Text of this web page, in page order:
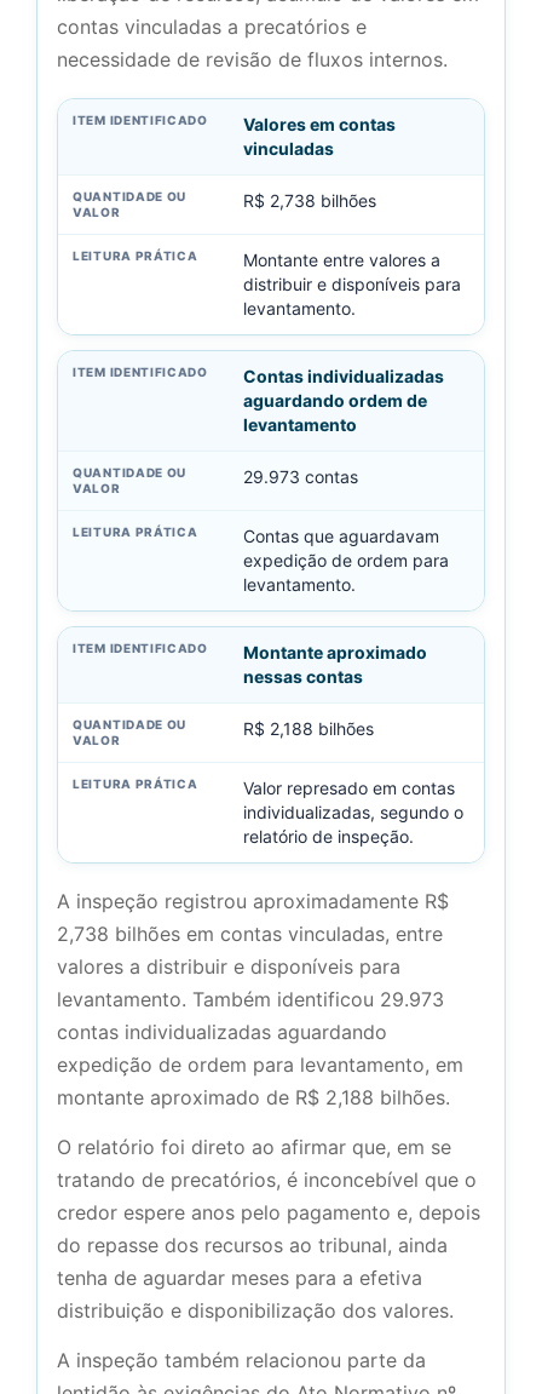
contas vinculadas a precatórios e
necessidade de revisão de fluxos internos.
Valores em contas
vinculadas
R$ 2,738 bilhões
Montante entre valores a
distribuir e disponíveis para
levantamento.
Contas individualizadas
aguardando ordem de
levantamento
29.973 contas
Contas que aguardavam
expedição de ordem para
levantamento.
Montante aproximado
nessas contas
R$ 2,188 bilhões
Valor represado em contas
individualizadas, segundo o
relatório de inspeção.
A inspeção registrou aproximadamente R$
2,738 bilhões em contas vinculadas, entre
valores a distribuir e disponíveis para
levantamento. Também identificou 29.973
contas individualizadas aguardando
expedição de ordem para levantamento, em
montante aproximado de R$ 2,188 bilhões.
O relatório foi direto ao afirmar que, em se
tratando de precatórios, é inconcebível que o
credor espere anos pelo pagamento e, depois
do repasse dos recursos ao tribunal, ainda
tenha de aguardar meses para a efetiva
distribuição e disponibilização dos valores.
A inspeção também relacionou parte da